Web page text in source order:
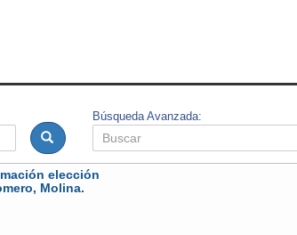
Búsqueda Avanzada:
elección
Molina.